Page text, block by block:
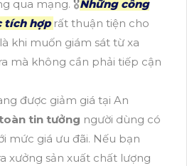
qua mạng. 🎖️Những công
tích hợp rất thuận tiện cho
khi muốn giám sát từ xa
mà không cần phải tiếp cận
được giảm giá tại An
tin tưởng người dùng có
mức giá ưu đãi. Nếu bạn
xưởng sản xuất chất lượng